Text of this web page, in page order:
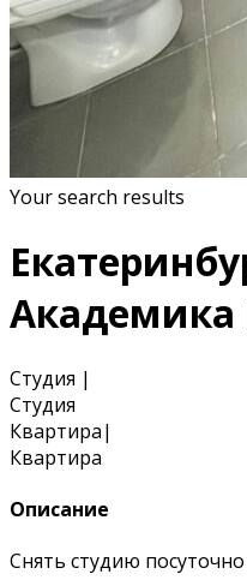
Your search results
Академика
Студия |
Студия
Квартира|
Квартира
Описание
Снять студию